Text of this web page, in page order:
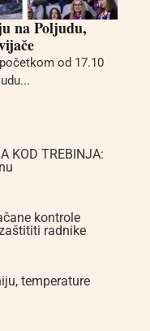
na Poljudu,
od 17.10
KOD TREBINJA:
kontrole
radnike
temperature